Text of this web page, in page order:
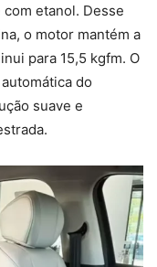
etanol. Desse
o motor mantém a
para 15,5 kgfm. O
do
suave e